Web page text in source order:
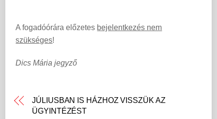
A fogadóórára előzetes bejelentkezés nem
szükséges!
Dics Mária jegyző
JÚLIUSBAN IS HÁZHOZ VISSZÜK AZ
ÜGYINTÉZÉST